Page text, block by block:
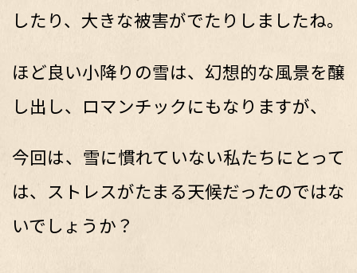
したり、大きな被害がでたりしましたね。
ほど良い小降りの雪は、幻想的な風景を醸
し出し、ロマンチックにもなりますが、
今回は、雪に慣れていない私たちにとって
は、ストレスがたまる天候だったのではな
いでしょうか？